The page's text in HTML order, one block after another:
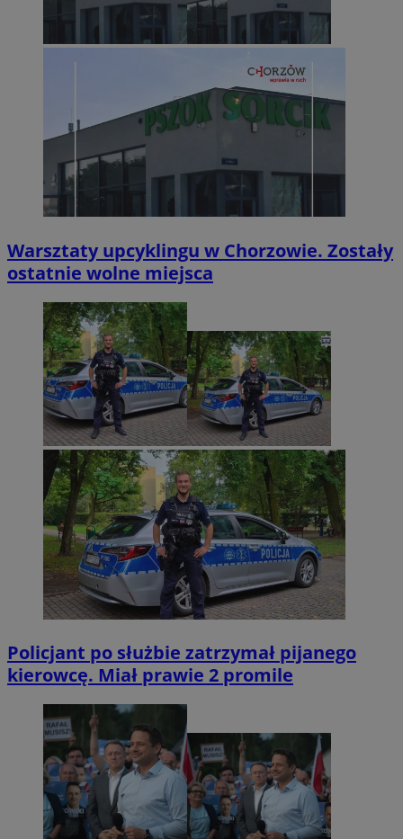
Warsztaty upcyklingu w Chorzowie. Zostały
ostatnie wolne miejsca
Policjant po służbie zatrzymał pijanego
kierowcę. Miał prawie 2 promile